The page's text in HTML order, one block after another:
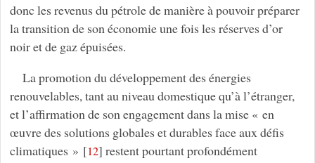
donc les revenus du pétrole de manière à pouvoir préparer
la transition de son économie une fois les réserves d’or
noir et de gaz épuisées.
La promotion du développement des énergies
renouvelables, tant au niveau domestique qu’à l’étranger,
et l’affirmation de son engagement dans la mise « en
œuvre des solutions globales et durables face aux défis
climatiques » [12] restent pourtant profondément